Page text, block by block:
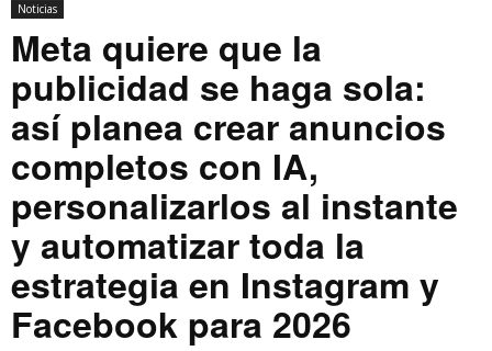
Noticias
Meta quiere que la
publicidad se haga sola:
así planea crear anuncios
completos con IA,
personalizarlos al instante
y automatizar toda la
estrategia en Instagram y
Facebook para 2026